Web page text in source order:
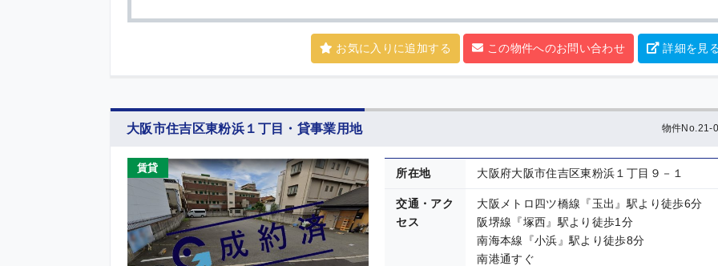
お気に入りに追加する この物件へのお問い合わせ 詳細を見
大阪市住吉区東粉浜１丁目・貸事業用地 物件No.21-
賃貸 所在地 大阪府大阪市住吉区東粉浜１丁目９－１
交通・アク
セス
大阪メトロ四ツ橋線『玉出』駅より徒歩6分
阪堺線『塚西』駅より徒歩1分
南海本線『小浜』駅より徒歩8分
南港通すぐ